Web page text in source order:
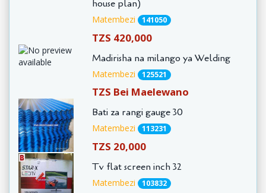
house plan)
Matembezi 141050
TZS 420,000
Madirisha na milango ya Welding
Matembezi 125521
TZS Bei Maelewano
Bati za rangi gauge 30
Matembezi 113231
TZS 20,000
Tv flat screen inch 32
Matembezi 103832